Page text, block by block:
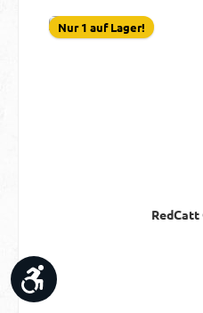
Nur 1 auf Lager!
RedCatt
Werkzeugleiste anzeigen